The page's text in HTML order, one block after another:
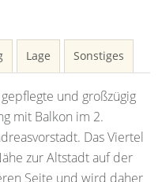
Lage Sonstiges
und großzügig
mit Balkon im 2.
Das Viertel
zur Altstadt auf der
Seite und wird daher